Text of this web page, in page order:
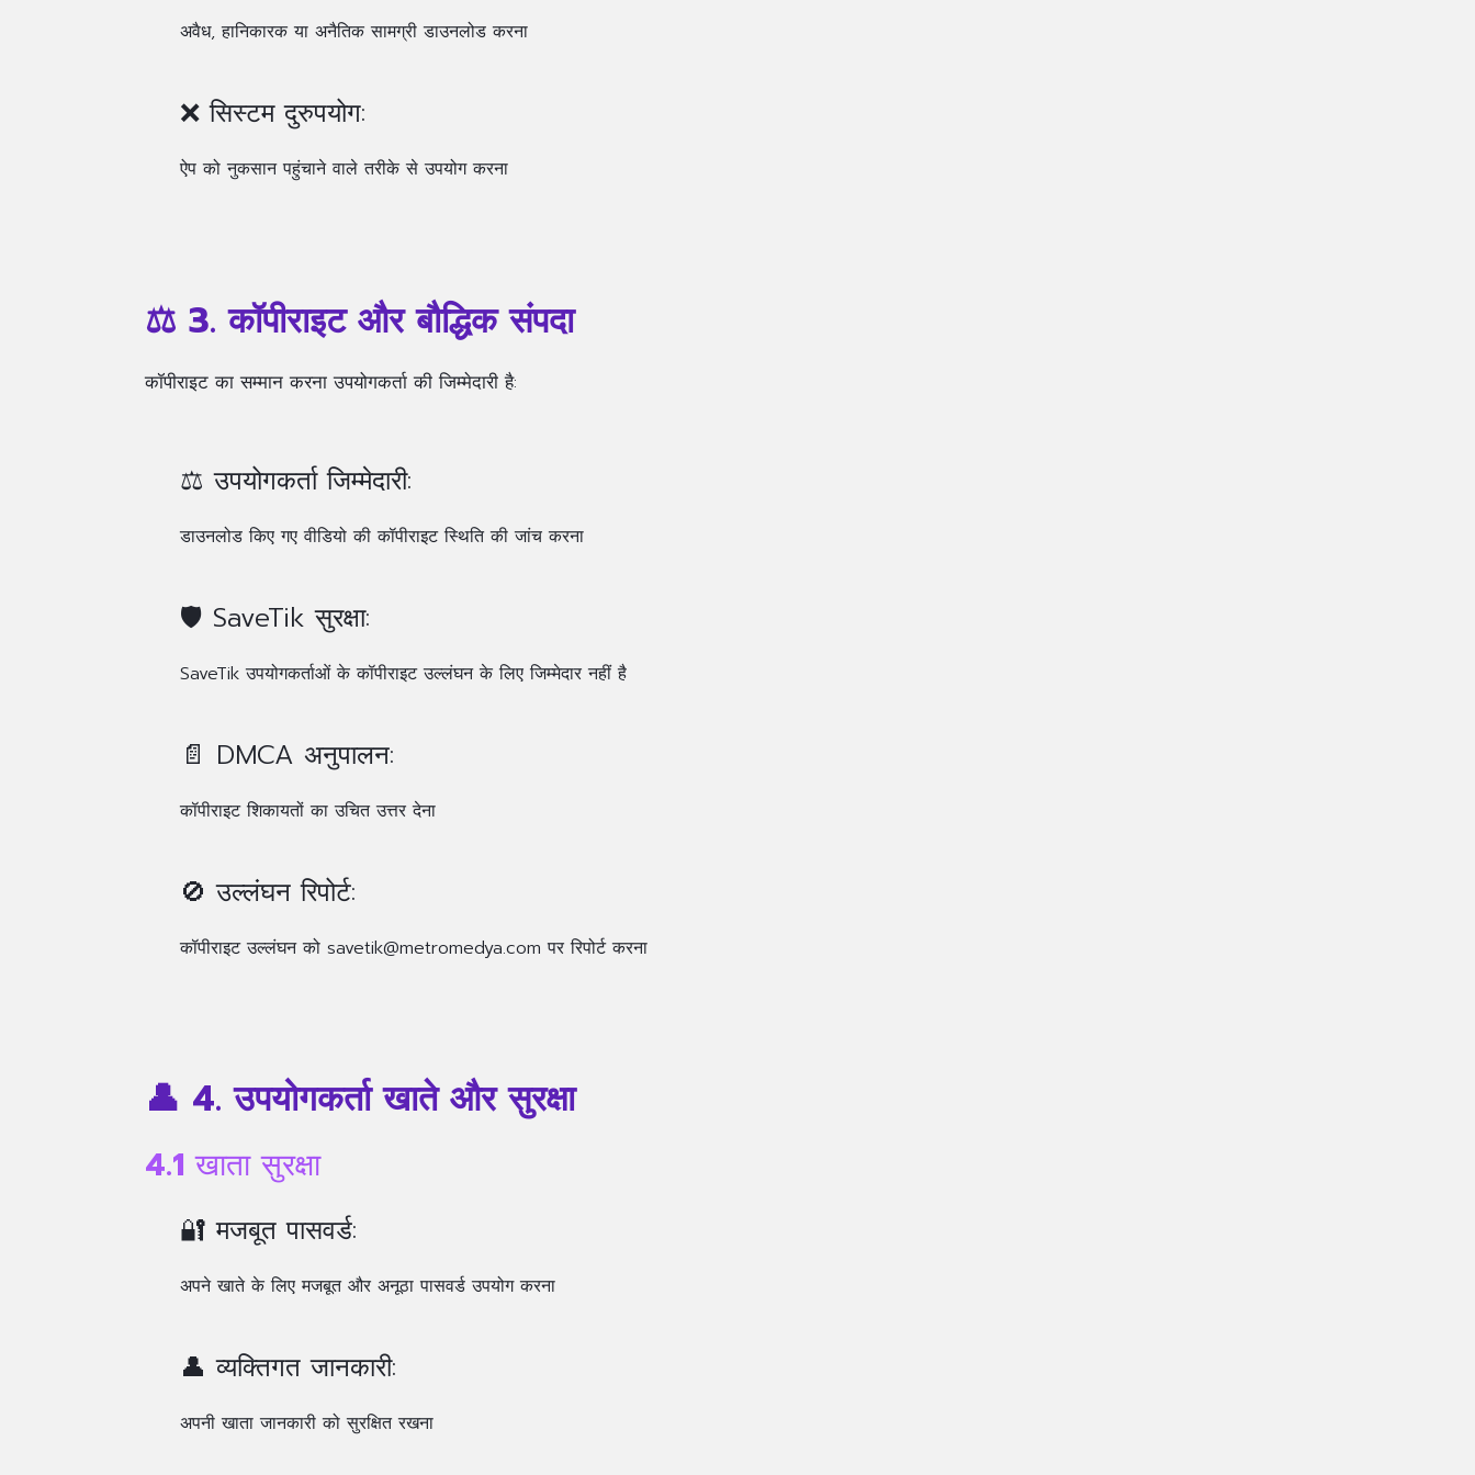
अवैध, हानिकारक या अनैतिक सामग्री डाउनलोड करना
❌ सिस्टम दुरुपयोग:
ऐप को नुकसान पहुंचाने वाले तरीके से उपयोग करना
⚖️ 3. कॉपीराइट और बौद्धिक संपदा
कॉपीराइट का सम्मान करना उपयोगकर्ता की जिम्मेदारी है:
⚖️ उपयोगकर्ता जिम्मेदारी:
डाउनलोड किए गए वीडियो की कॉपीराइट स्थिति की जांच करना
🛡️ SaveTik सुरक्षा:
SaveTik उपयोगकर्ताओं के कॉपीराइट उल्लंघन के लिए जिम्मेदार नहीं है
📄 DMCA अनुपालन:
कॉपीराइट शिकायतों का उचित उत्तर देना
🚫 उल्लंघन रिपोर्ट:
कॉपीराइट उल्लंघन को savetik@metromedya.com पर रिपोर्ट करना
👤 4. उपयोगकर्ता खाते और सुरक्षा
4.1 खाता सुरक्षा
🔐 मजबूत पासवर्ड:
अपने खाते के लिए मजबूत और अनूठा पासवर्ड उपयोग करना
👤 व्यक्तिगत जानकारी:
अपनी खाता जानकारी को सुरक्षित रखना